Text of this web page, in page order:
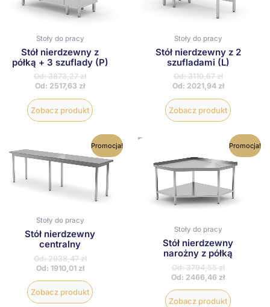
Stoły do pracy
Stół nierdzewny z
półką + 3 szuflady (P)
Od:3873,27zł
Od: 2517,63 zł
Zobacz produkt
można
wybrać
produktu
Stoły do pracy
Stół nierdzewny z 2
szufladami (L)
Od:3110,67zł
Od: 2021,94 zł
Zobacz produkt
można
produktu
Promocja!
Stoły do pracy
Stół nierdzewny
centralny
Od:2938,47zł
Od: 1910,01 zł
Zobacz produkt
Ten
produkt
ma
wiele
wariantów.
Opcje
można
stronie
Promocja!
Stoły do pracy
Stół nierdzewny
narożny z półką
Od:3794,55zł
Od: 2466,46 zł
Zobacz produkt
Ten
produkt
ma
wiele
Opcje
można
produktu